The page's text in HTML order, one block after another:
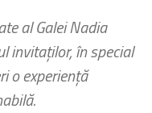
al Galei Nadia
invitaților, în special
o experiență